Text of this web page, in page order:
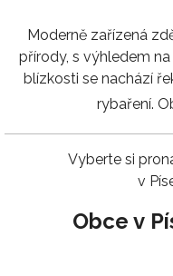
Moderně zařízená
přírody, s výhledem
blízkosti se nachází
rybaření.
Vyberte si
v
Obce v